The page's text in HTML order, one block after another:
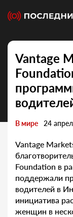
Vantage
В мире 24
Vantage
Foundation в
поддержали
водителей в
инициатива
женщин в